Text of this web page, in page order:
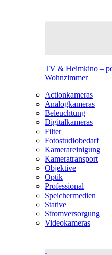
TV & Heimkino –
Wohnzimmer
Actionkameras
Analogkameras
Beleuchtung
Digitalkameras
Filter
Fotostudiobedarf
Kamerareinigung
Kameratransport
Objektive
Optik
Professional
Speichermedien
Stative
Stromversorgung
Videokameras